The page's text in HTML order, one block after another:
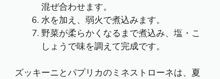
混ぜ合わせます。
水を加え、弱火で煮込みます。
野菜が柔らかくなるまで煮込み、塩・こ
しょうで味を調えて完成です。
ズッキーニとパプリカのミネストローネは、夏